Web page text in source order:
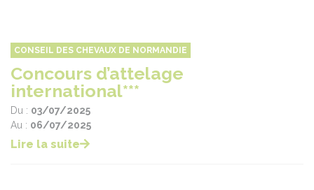
CONSEIL DES CHEVAUX DE NORMANDIE
Concours d’attelage
international***
Du : 03/07/2025
Au : 06/07/2025
Lire la suite